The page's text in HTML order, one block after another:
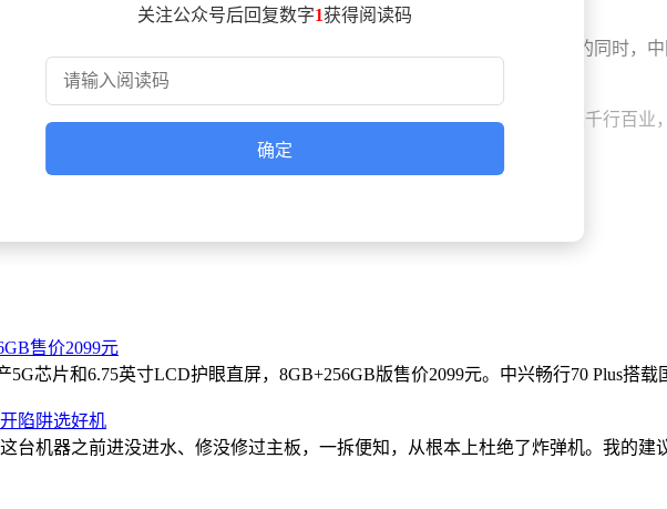
多个国家和地区，用事实证明自主创新道路的正确性。在坚持自主可控的同时，
既保障了国家安全，又提升了全球时空信息服务的普惠性。
步都镌刻着中国科技工作者的智慧与担当。当这项国家重大工程深度融入千行百
关注公众号后回复数字1获得阅读码
确定
售价2099元
芯片和6.75英寸LCD护眼直屏，8GB+256GB版售价2099元。中兴畅行70 Plus搭
陷阱选好机
台机器之前进没进水、修没修过主板，一拆便知，从根本上杜绝了炸弹机。我的建